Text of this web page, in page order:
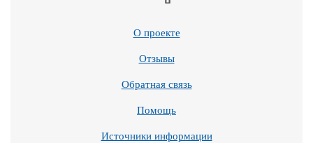
О проекте
Отзывы
Обратная связь
Помощь
Источники информации